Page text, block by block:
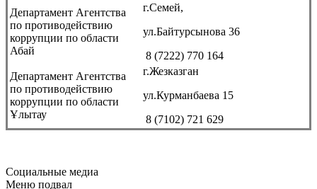
Департамент Агентства
по противодействию
коррупции по области
Абай
г.Семей,
ул.Байтурсынова 36
8 (7222) 770 164
Департамент Агентства
по противодействию
коррупции по области
Ұлытау
г.Жезказган
ул.Курманбаева 15
8 (7102) 721 629
Социальные медиа
Меню подвал